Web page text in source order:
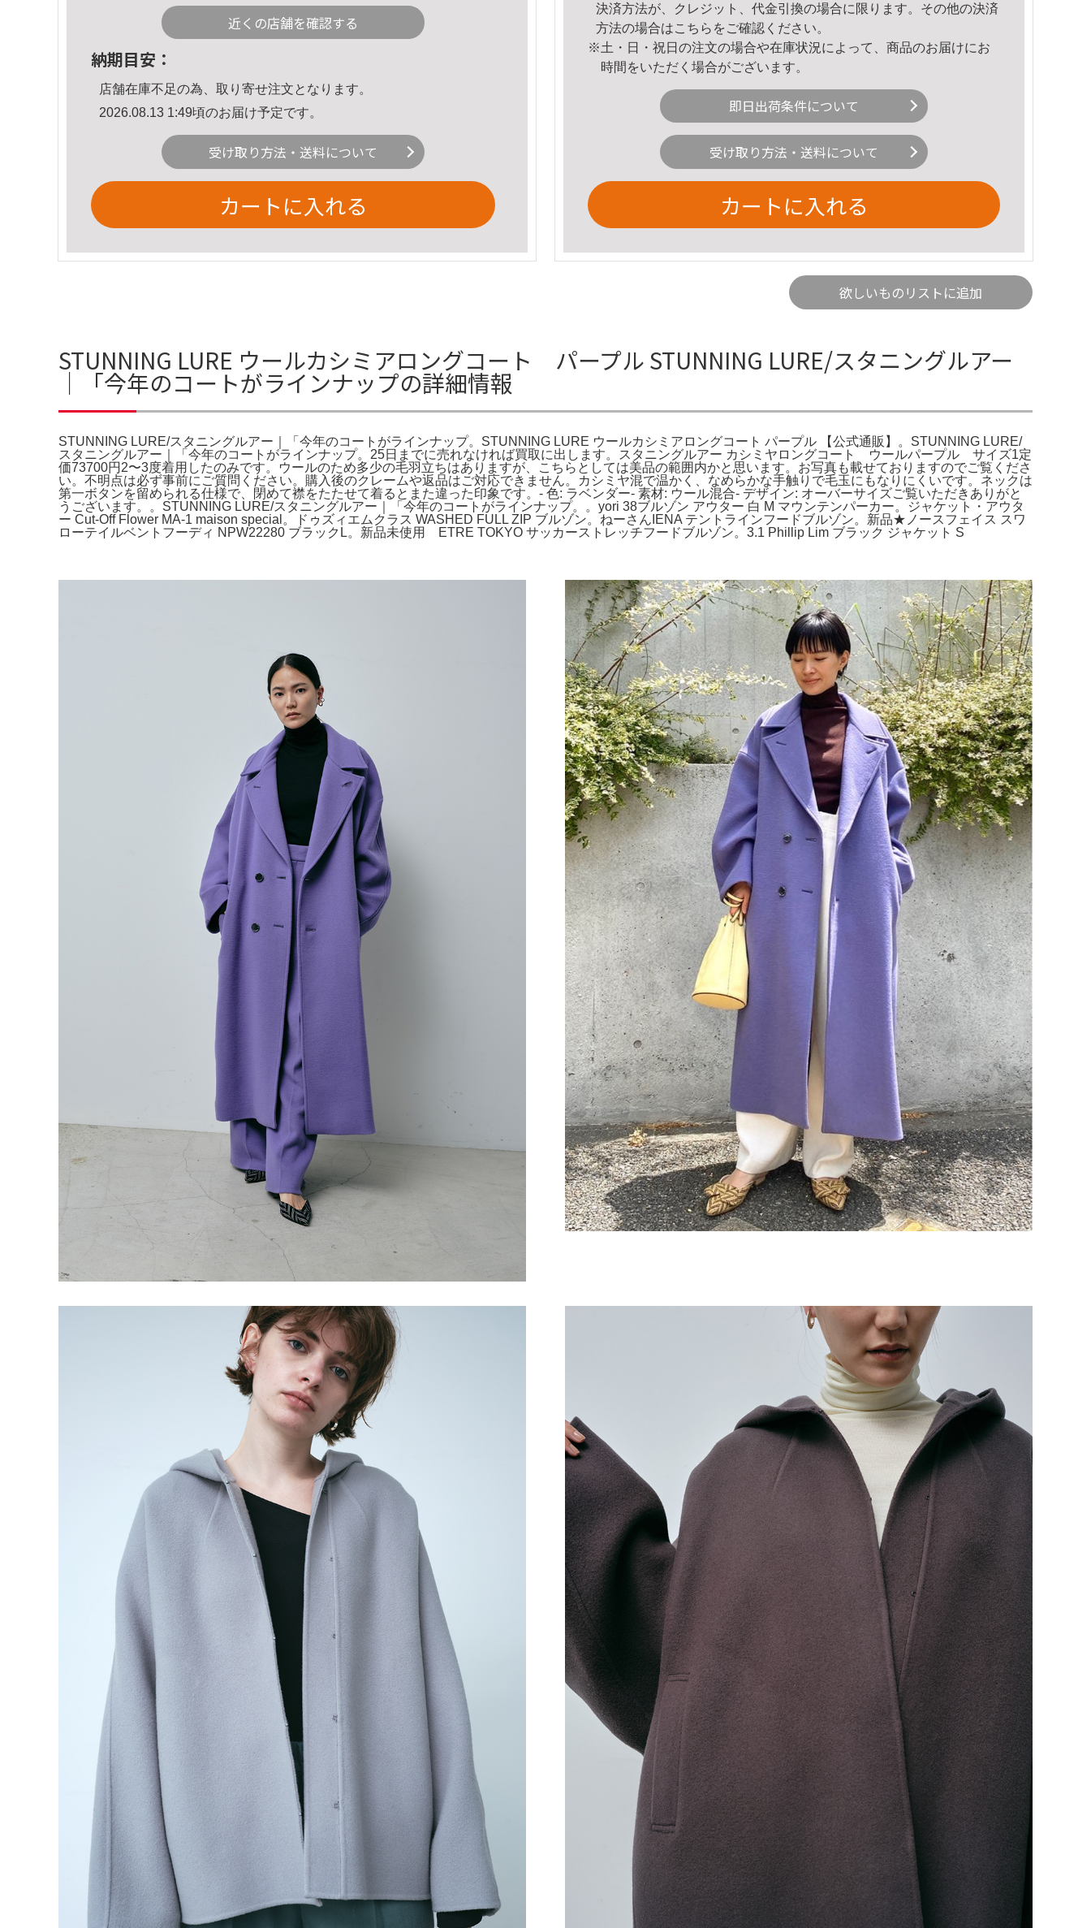
近くの店舗を確認する
納期目安：
店舗在庫不足の為、取り寄せ注文となります。
2026.08.13 1:49頃のお届け予定です。
受け取り方法・送料について
カートに入れる
決済方法が、クレジット、代金引換の場合に限ります。その他の決済
方法の場合はこちら をご確認ください。
※土・日・祝日の注文の場合や在庫状況によって、商品のお届けにお
時間をいただく場合がございます。
即日出荷条件について
受け取り方法・送料について
カートに入れる
欲しいものリストに追加
STUNNING LURE ウールカシミアロングコート パープル STUNNING LURE/スタニングルアー
｜「今年のコートがラインナップの詳細情報
STUNNING LURE/スタニングルアー｜「今年のコートがラインナップ。STUNNING LURE ウールカシミアロングコート パープル 【公式通販】。STUNNING LURE/
スタニングルアー｜「今年のコートがラインナップ。25日までに売れなければ買取に出します。スタニングルアー カシミヤロングコート ウールパープル サイズ1定
価73700円2〜3度着用したのみです。ウールのため多少の毛羽立ちはありますが、こちらとしては美品の範囲内かと思います。お写真も載せておりますのでご覧くださ
い。不明点は必ず事前にご質問ください。購入後のクレームや返品はご対応できません。カシミヤ混で温かく、なめらかな手触りで毛玉にもなりにくいです。ネックは
第一ボタンを留められる仕様で、閉めて襟をたたせて着るとまた違った印象です。- 色: ラベンダー- 素材: ウール混合- デザイン: オーバーサイズご覧いただきありがと
うございます。。STUNNING LURE/スタニングルアー｜「今年のコートがラインナップ。。yori 38ブルゾン アウター 白 M マウンテンパーカー。ジャケット・アウタ
ー Cut-Off Flower MA-1 maison special。ドゥズィエムクラス WASHED FULL ZIP ブルゾン。ねーさんIENA テントラインフードブルゾン。新品★ノースフェイス スワ
ローテイルベントフーディ NPW22280 ブラックL。新品未使用 ETRE TOKYO サッカーストレッチフードブルゾン。3.1 Phillip Lim ブラック ジャケット S